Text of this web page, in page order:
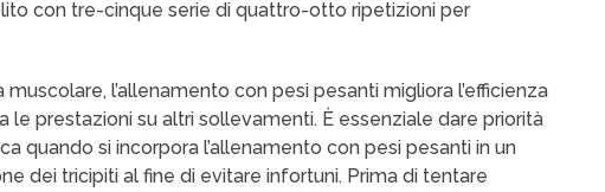
con tre-cinque serie di quattro-otto ripetizioni per
l’allenamento con pesi pesanti migliora l’efficienza
le prestazioni su altri sollevamenti. È essenziale dare priorità
quando si incorpora l’allenamento con pesi pesanti in un
dei tricipiti al fine di evitare infortuni. Prima di tentare